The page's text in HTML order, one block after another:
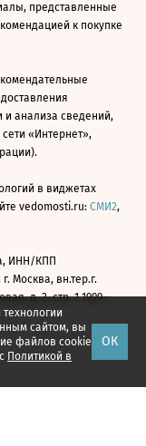
сайтом, вы
файлов cookie
Политикой в
ОК
представленные
к покупке
и анализа сведений,
«Интернет»,
в виджетах
vedomosti.ru: СМИ2,
ИНН/КПП
г. Москва, вн.тер.г.
д. 3, стр. 1 1999—